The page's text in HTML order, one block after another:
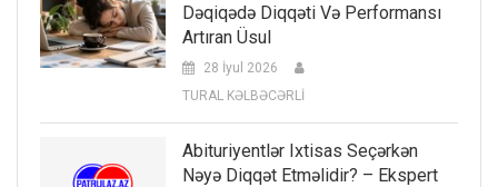
Dəqiqədə Diqqəti Və Performansı
Artıran Üsul
28 İyul 2026
TURAL KƏLBƏCƏRLİ
Abituriyentlər Ixtisas Seçərkən
Nəyə Diqqət Etməlidir? – Ekspert